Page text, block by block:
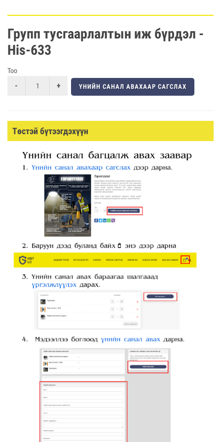
Групп тусгаарлалтын иж бүрдэл -
His-633
Тоо
ҮНИЙН САНАЛ АВАХААР САГСЛАХ
Төстэй бүтээгдэхүүн